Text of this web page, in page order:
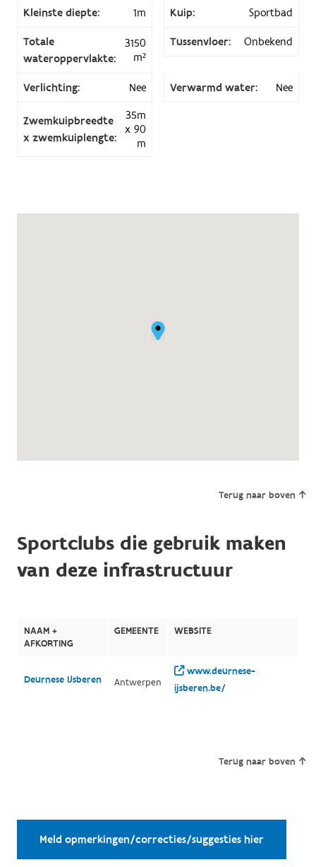
Kleinste diepte: 1m Kuip: Sportbad
Totale
wateroppervlakte:
3150
m²
Tussenvloer: Onbekend
Verlichting: Nee Verwarmd water: Nee
Zwemkuipbreedte
x zwemkuiplengte:
35m
x 90
m
Terug naar boven
Sportclubs die gebruik maken
van deze infrastructuur
NAAM +
AFKORTING
GEMEENTE WEBSITE
Deurnese IJsberen Antwerpen
www.deurnese-
ijsberen.be/
Terug naar boven
Meld opmerkingen/correcties/suggesties hier